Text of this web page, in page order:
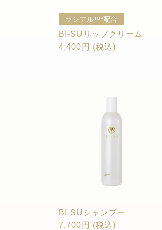
ラシアル™*配合
BI-SUリップクリーム
4,400円 (税込)
BI-SUシャンプー
7,700円 (税込)